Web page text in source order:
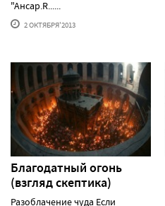
"Ансар.R......
2 ОКТЯБРЯ'2013
Благодатный огонь
(взгляд скептика)
Разоблачение чуда Если